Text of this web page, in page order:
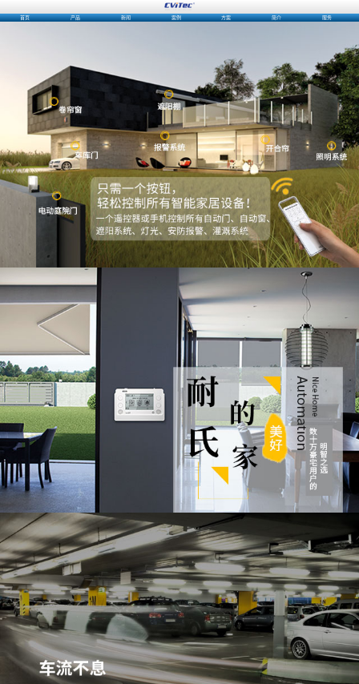
首页 产品 新闻 案例 方案 简介 服务